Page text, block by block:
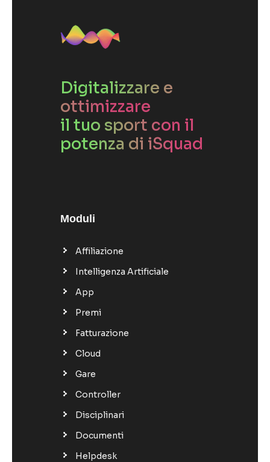
Digitalizzare e
ottimizzare
il tuo sport con il
potenza di iSquad
Moduli
Affiliazione
Intelligenza Artificiale
App
Premi
Fatturazione
Cloud
Gare
Controller
Disciplinari
Documenti
Helpdesk